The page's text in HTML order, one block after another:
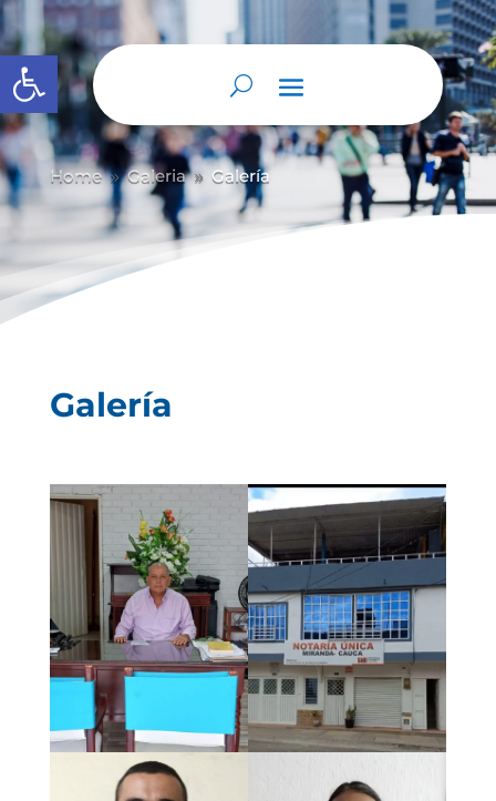
Abrir barra de herramientas
Home 9 Galeria 9 Galería
Galería